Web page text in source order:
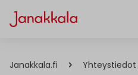
Janakkala.fi Yhteystiedot